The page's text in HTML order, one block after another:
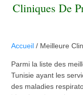
Cliniques De
Accueil / Meilleure
Parmi la liste des
Tunisie ayant les
des maladies